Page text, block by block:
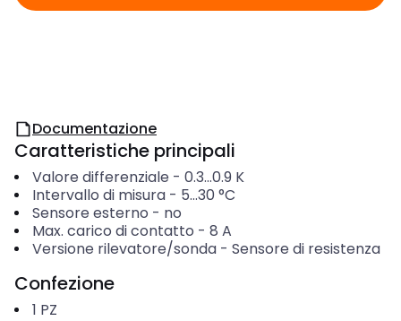
Documentazione
Caratteristiche principali
Valore differenziale - 0.3...0.9 K
Intervallo di misura- 5...30 °C
Sensore esterno - no
Max. carico di contatto - 8 A
Versione rilevatore/sonda- Sensore di resistenza
Confezione
1 PZ